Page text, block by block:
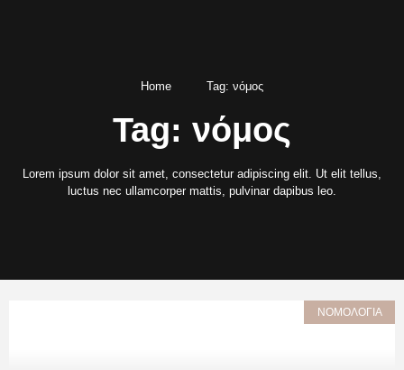
Home Tag: νόμος
Tag: νόμος
Lorem ipsum dolor sit amet, consectetur adipiscing elit. Ut elit tellus,
luctus nec ullamcorper mattis, pulvinar dapibus leo.
ΝΟΜΟΛΟΓΙΑ